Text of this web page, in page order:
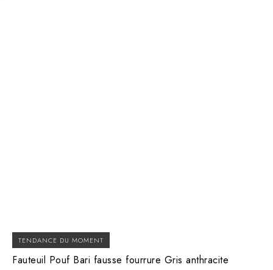
TENDANCE DU MOMENT
Fauteuil Pouf Bari fausse fourrure Gris anthracite